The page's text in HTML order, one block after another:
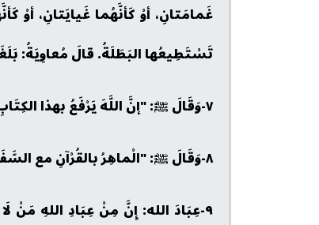
غَمامَتانِ، أوْ كَأنَّهُما غَيايَتانِ، أوْ
تَسْتَطِيعُها البَطَلَةُ. قالَ مُعاوِيَةُ:
٧-وَقَالَ ﷺ: "إنَّ اللَّهَ يَرْفَعُ بهذا الكِتَابِ أَقْوَامًا، وَيَضَعُ به آخَرِينَ". رَوَاهُ مُسْلِمٌ.
٨-وَقَالَ ﷺ: "الْماهِرُ بالقُرْآنِ مع السَّفَرَةِ الكِرامِ البَرَرَةِ، والذي يَقْرَأُ القُرْآنَ ويَتَتَعْتَعُ فِيهِ، وهو عليه شاقٌّ، له أجْرانِ". رَوَاهُ مُسْلِمٌ.
٩-عِبَادَ الله: إِنَّ مِنْ عِبَادِ اللهِ